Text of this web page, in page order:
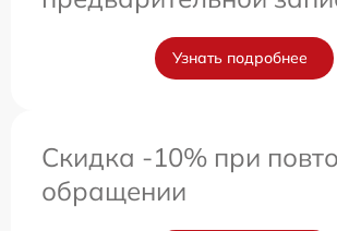
Узнать подробнее
Скидка -10% при
обращении